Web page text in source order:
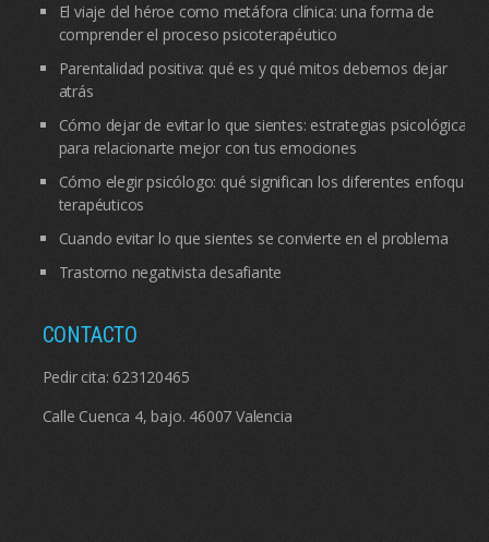
El viaje del héroe como metáfora clínica: una forma de
comprender el proceso psicoterapéutico
Parentalidad positiva: qué es y qué mitos debemos dejar
atrás
Cómo dejar de evitar lo que sientes: estrategias psicológicas
para relacionarte mejor con tus emociones
Cómo elegir psicólogo: qué significan los diferentes enfoques
terapéuticos
Cuando evitar lo que sientes se convierte en el problema
Trastorno negativista desafiante
CONTACTO
Pedir cita: 623120465
Calle Cuenca 4, bajo. 46007 Valencia